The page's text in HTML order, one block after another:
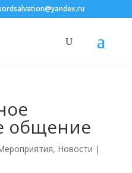
общение
, Новости |